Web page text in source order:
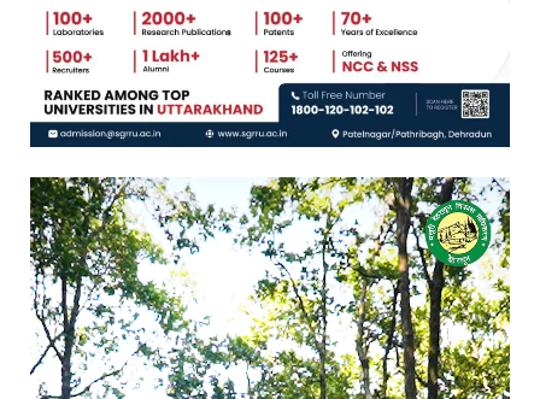
Video
Player